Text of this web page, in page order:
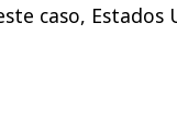
caso, Estados